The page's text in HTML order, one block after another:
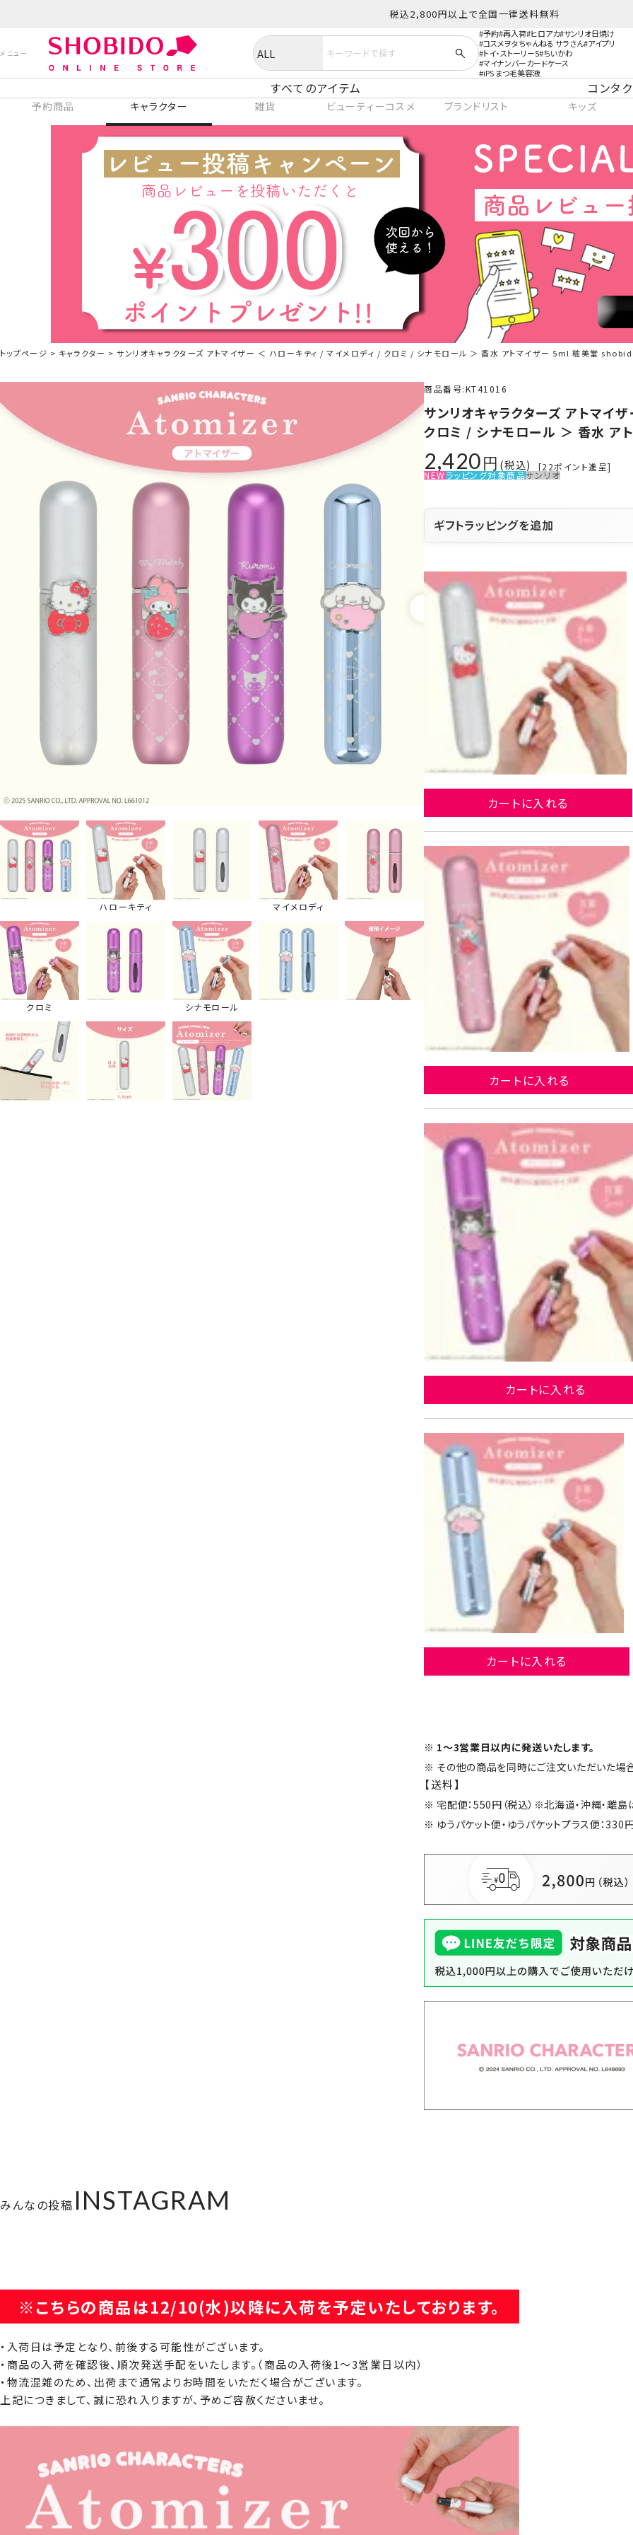
税込2,800円以上で全国一律送料無料
予約 再入荷 ヒロアカ サンリオ日焼け
コスメヲタちゃんねる サラさん アイプリ
トイ・ストーリー5 ちいかわ
マイナンバーカードケース
iPS まつ毛美容液
すべてのアイテム コンタ
予約商品 キャラクター 雑貨 ビューティーコスメ ブランドリスト キッズ
トップページ キャラクター サンリオキャラクターズ アトマイザー ＜ ハローキティ / マイメロディ / クロミ / シナモロール ＞ 香水 アトマイザー 5ml 粧美堂
ハローキティ マイメロディ
クロミ シナモロール
商品番号 KT41016
サンリオキャラクターズ アトマイ
クロミ / シナモロール ＞ 香水
2,420 税込 [22ポイント進呈]
NEWラッピング対象商品サンリオ
ギフトラッピングを追加
カートに入れる
カートに入れる
カートに入れる
カートに入れる
1～3営業日以内に発送いたします。
その他の商品を同時にご注文いただいた場
【送料】
宅配便：550円（税込）※北海道・沖縄・離
ゆうパケット便・ゆうパケットプラス便：330
みんなの投稿 INSTAGRAM
※こちらの商品は12/10(水)以降に入荷を予定いたしております。
・入荷日は予定となり、前後する可能性がございます。
・商品の入荷を確認後、順次発送手配をいたします。（商品の入荷後1～3営業日以内）
・物流混雑のため、出荷まで通常よりお時間をいただく場合がございます。
上記につきまして、誠に恐れ入りますが、予めご容赦くださいませ。